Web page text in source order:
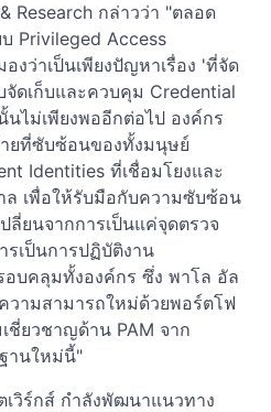
Research กล่าวว่า "ตลอด
Privileged Access
งว่าเป็นเพียงปัญหาเรื่อง 'ที่จัด
ดเก็บและควบคุม Credential
ไม่เพียงพออีกต่อไป องค์กร
ยที่ซับซ้อนของทั้งมนุษย์
Identities ที่เชื่อมโยงและ
ล เพื่อให้รับมือกับความซับซ้อน
ลี่ยนจากการเป็นแค่จุดตรวจ
เป็นการปฏิบัติงาน
บคลุมทั้งองค์กร ซึ่ง พาโล อัล
วามสามารถใหม่ด้วยพอร์ตโฟ
ชี่ยวชาญด้าน PAM จาก
านใหม่นี้"
เวิร์กส์ กำลังพัฒนาแนวทาง